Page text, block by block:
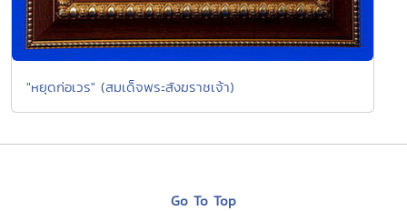
"หยุดก่อเวร" (สมเด็จพระสังฆราชเจ้า)
Go To Top